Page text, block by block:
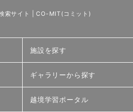
索サイト | CO-MIT(コミット)
施設を探す
ギャラリーから探す
越境学習ポータル